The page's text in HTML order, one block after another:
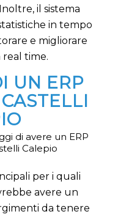
il sistema
in tempo
e migliorare
real time.
UN ERP
di avere un ERP
Calepio
per i quali
avere un
da tenere